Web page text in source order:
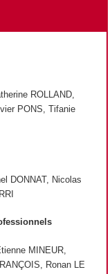
ROLLAND,
PONS, Tifanie
DONNAT, Nicolas
MINEUR,
Ronan LE